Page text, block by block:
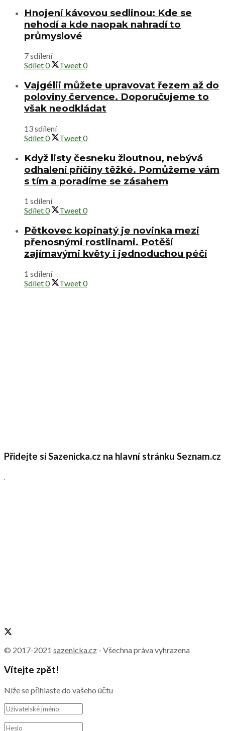
Hnojení kávovou sedlinou: Kde se
nehodí a kde naopak nahradí to
průmyslové
7 sdílení
Sdílet0 Tweet0
Vajgélii můžete upravovat řezem až do
poloviny července. Doporučujeme to
však neodkládat
13 sdílení
Sdílet0 Tweet0
Když listy česneku žloutnou, nebývá
odhalení příčiny těžké. Pomůžeme vám
s tím a poradíme se zásahem
1 sdílení
Sdílet0 Tweet0
Pětkovec kopinatý je novinka mezi
přenosnými rostlinami. Potěší
zajímavými květy i jednoduchou péčí
1 sdílení
Sdílet0 Tweet0
Přidejte si Sazenicka.cz na hlavní stránku Seznam.cz
© 2017-2021 sazenicka.cz - Všechna práva vyhrazena
Vítejte zpět!
Níže se přihlaste do vašeho účtu